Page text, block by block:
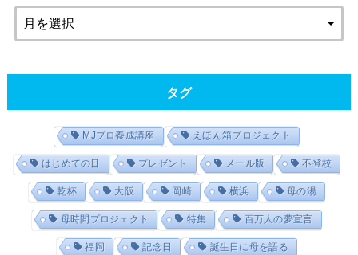
タグ
MJプロ養成講座 えほん箱プロジェクト
はじめての日 プレゼント メール版 不登校
乾杯 大阪 岡崎 横浜 母の湯
母時間プロジェクト 特集 百万人の夢宣言
福岡 記念日 誕生日に母を語る